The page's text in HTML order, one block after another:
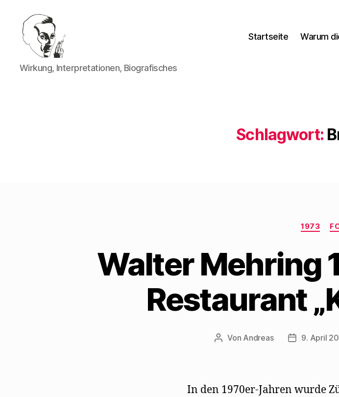
Walter
Mehring
Wirkung, Interpretationen, Biografisches
Startseite Warum
Schlagwort:
1973
Walter Mehring
Restaurant
Beitragsautor
Von Andreas 9. April
In den 1970er-Jahren wurde